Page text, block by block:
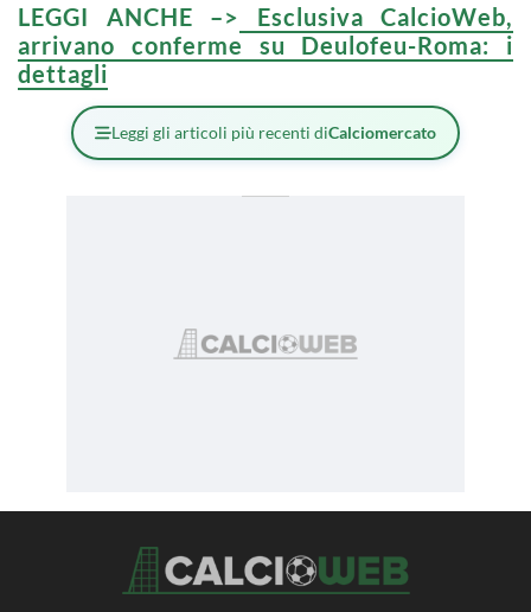
LEGGI ANCHE –> Esclusiva CalcioWeb,
arrivano conferme su Deulofeu-Roma: i
dettagli
Leggi gli articoli più recenti diCalciomercato